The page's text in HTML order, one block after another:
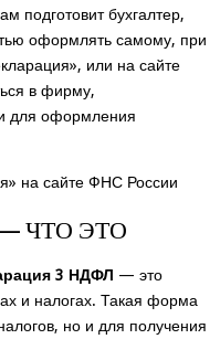
бухгалтер,
оформлять самому, при
, или на сайте
в фирму,
для оформления
ЧТО ЭТО
3 НДФЛ — это
и налогах. Такая форма
но и для получения